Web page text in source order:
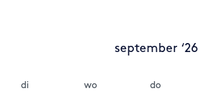
september ‘26
di wo do